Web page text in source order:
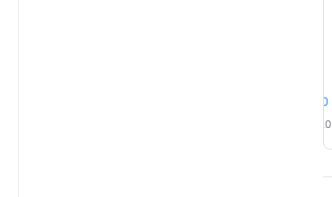
0.0 mm
12.0 km/h